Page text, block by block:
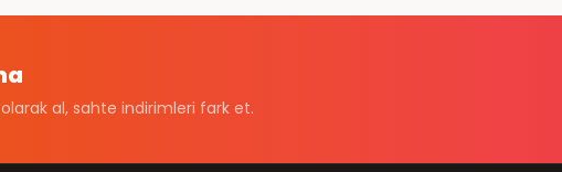
al, sahte indirimleri fark et.